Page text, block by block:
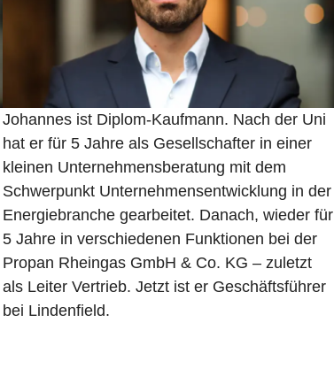
Johannes ist Diplom-Kaufmann. Nach der Uni
hat er für 5 Jahre als Gesellschafter in einer
kleinen Unternehmensberatung mit dem
Schwerpunkt Unternehmensentwicklung in der
Energiebranche gearbeitet. Danach, wieder für
5 Jahre in verschiedenen Funktionen bei der
Propan Rheingas GmbH & Co. KG – zuletzt
als Leiter Vertrieb. Jetzt ist er Geschäftsführer
bei Lindenfield.